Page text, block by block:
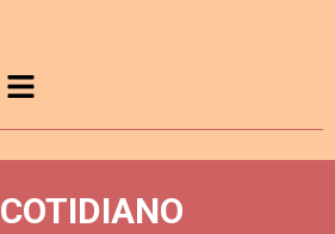
COTIDIANO